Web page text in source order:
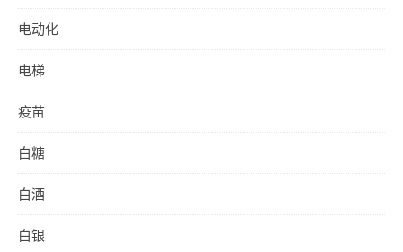
电动化
电梯
疫苗
白糖
白酒
白银